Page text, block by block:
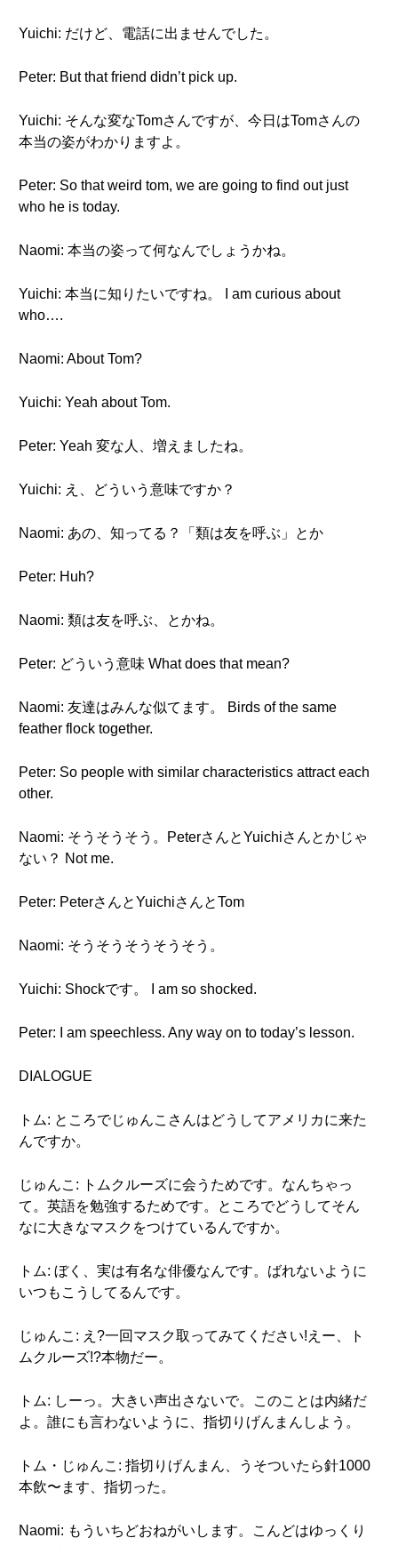
Yuichi: だけど、電話に出ませんでした。
Peter: But that friend didn’t pick up.
Yuichi: そんな変なTomさんですが、今日はTomさんの
本当の姿がわかりますよ。
Peter: So that weird tom, we are going to find out just
who he is today.
Naomi: 本当の姿って何なんでしょうかね。
Yuichi: 本当に知りたいですね。 I am curious about
who….
Naomi: About Tom?
Yuichi: Yeah about Tom.
Peter: Yeah 変な人、増えましたね。
Yuichi: え、どういう意味ですか？
Naomi: あの、知ってる？「類は友を呼ぶ」とか
Peter: Huh?
Naomi: 類は友を呼ぶ、とかね。
Peter: どういう意味 What does that mean?
Naomi: 友達はみんな似てます。 Birds of the same
feather flock together.
Peter: So people with similar characteristics attract each
other.
Naomi: そうそうそう。PeterさんとYuichiさんとかじゃ
ない？ Not me.
Peter: PeterさんとYuichiさんとTom
Naomi: そうそうそうそうそう。
Yuichi: Shockです。 I am so shocked.
Peter: I am speechless. Any way on to today’s lesson.
DIALOGUE
トム: ところでじゅんこさんはどうしてアメリカに来た
んですか。
じゅんこ: トムクルーズに会うためです。なんちゃっ
て。英語を勉強するためです。ところでどうしてそん
なに大きなマスクをつけているんですか。
トム: ぼく、実は有名な俳優なんです。ばれないように
いつもこうしてるんです。
じゅんこ: え?一回マスク取ってみてください!えー、ト
ムクルーズ!?本物だー。
トム: しーっ。大きい声出さないで。このことは内緒だ
よ。誰にも言わないように、指切りげんまんしよう。
トム・じゅんこ: 指切りげんまん、うそついたら針1000
本飲〜ます、指切った。
Naomi: もういちどおねがいします。こんどはゆっくり